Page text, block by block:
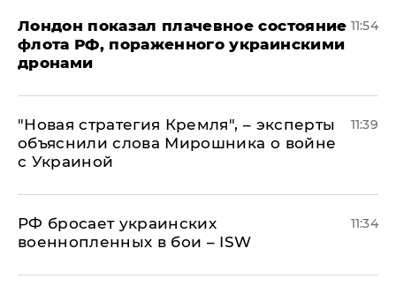
Лондон показал плачевное состояние
флота РФ, пораженного украинскими
дронами
11:54
"Новая стратегия Кремля", – эксперты
объяснили слова Мирошника о войне
с Украиной
11:39
РФ бросает украинских
военнопленных в бои – ISW
11:34